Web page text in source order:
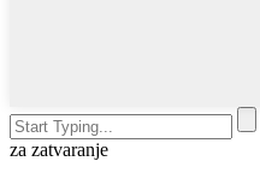
za zatvaranje